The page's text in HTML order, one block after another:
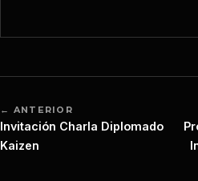
← ANTERIOR
Invitación Charla Diplomado
Kaizen